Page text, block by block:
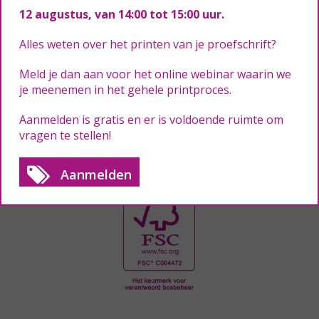
Peter is bedrijfsleider in onze drukkerij.
12 augustus, van 14:00 tot 15:00 uur.
Alles weten over het printen van je proefschrift?
Meld je dan aan voor het online webinar waarin we
je meenemen in het gehele printproces.
Aanmelden is gratis en er is voldoende ruimte om
vragen te stellen!
Aanmelden